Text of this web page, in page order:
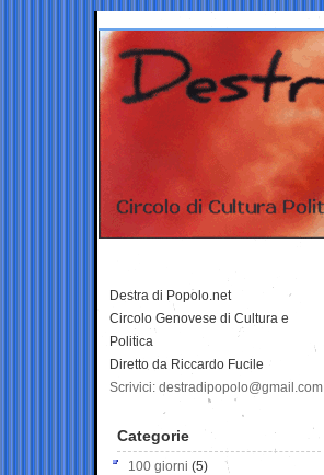
Destra di Popolo.net
Circolo Genovese di Cultura e
Politica
Diretto da Riccardo Fucile
Scrivici: destradipopolo@gmail.com
Categorie
100 giorni (5)